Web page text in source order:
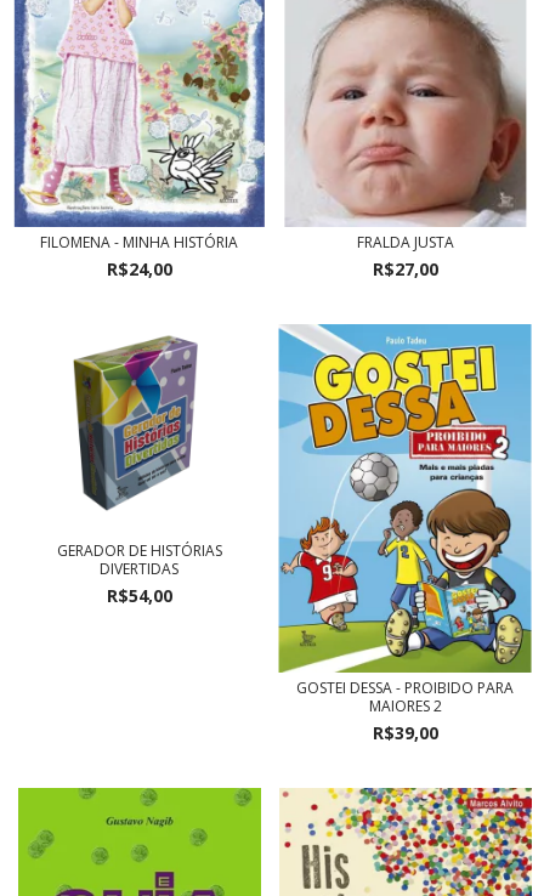
FILOMENA - MINHA HISTÓRIA
R$24,00
FRALDA JUSTA
R$27,00
GERADOR DE HISTÓRIAS
DIVERTIDAS
R$54,00
GOSTEI DESSA - PROIBIDO PARA
MAIORES 2
R$39,00